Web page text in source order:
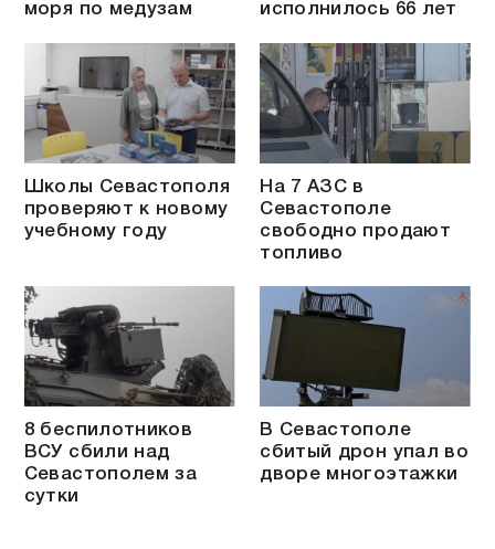
моря по медузам
исполнилось 66 лет
Школы Севастополя
проверяют к новому
учебному году
На 7 АЗС в
Севастополе
свободно продают
топливо
8 беспилотников
ВСУ сбили над
Севастополем за
сутки
В Севастополе
сбитый дрон упал во
дворе многоэтажки